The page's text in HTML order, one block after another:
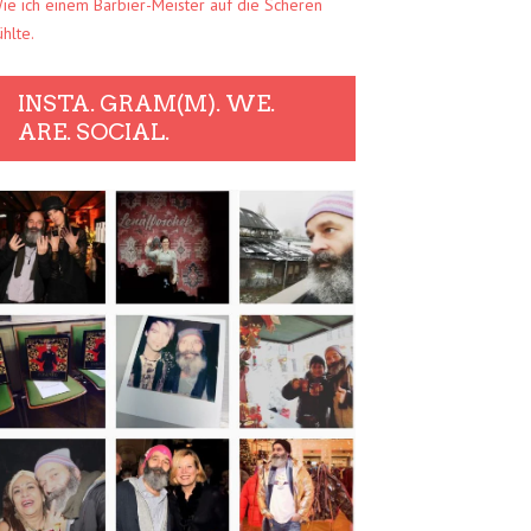
ich einem Barbier-Meister auf die Scheren
INSTA. GRAM(M). WE.
ARE. SOCIAL.